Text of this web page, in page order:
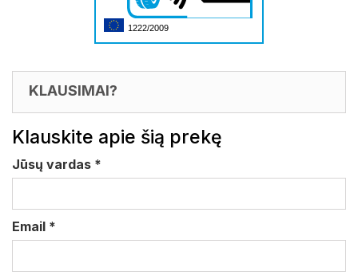
1222/2009
KLAUSIMAI?
Klauskite apie šią prekę
Jūsų vardas *
Email *